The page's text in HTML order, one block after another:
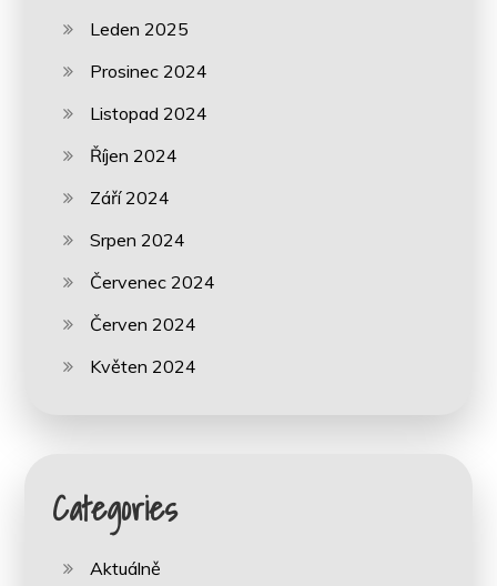
Leden 2025
Prosinec 2024
Listopad 2024
Říjen 2024
Září 2024
Srpen 2024
Červenec 2024
Červen 2024
Květen 2024
Categories
Aktuálně